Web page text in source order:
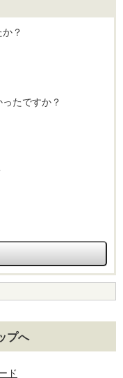
？
たですか？
プへ
ド